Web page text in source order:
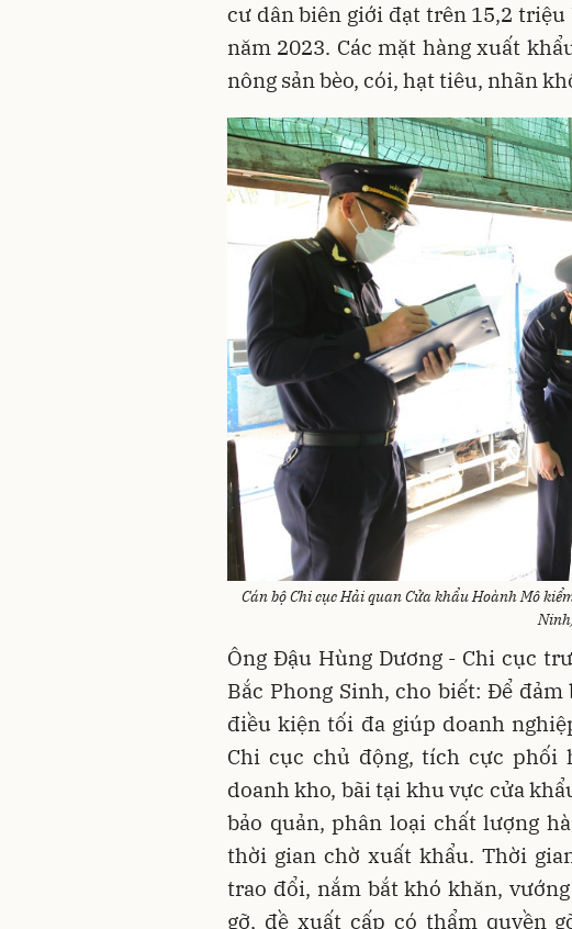
cư dân biên giới đạt trên 15,2 triệu
năm 2023. Các mặt hàng xuất
nông sản bèo, cói, hạt tiêu, nhãn
Cán bộ Chi cục Hải quan Cửa khẩu Hoành Mô
Ông Đậu Hùng Dương - Chi cục
Bắc Phong Sinh, cho biết: Để
điều kiện tối đa giúp doanh
Chi cục chủ động, tích cực phối
doanh kho, bãi tại khu vực cửa
bảo quản, phân loại chất lượng
thời gian chờ xuất khẩu. Thời
trao đổi, nắm bắt khó khăn,
gỡ, đề xuất cấp có thẩm quyền